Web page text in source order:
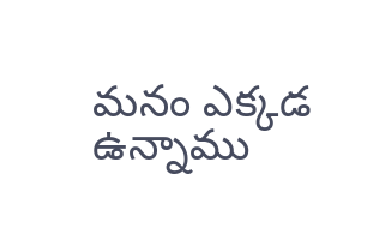
మనం ఎక్కడ
ఉన్నాము